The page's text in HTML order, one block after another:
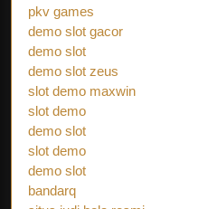
pkv games
demo slot gacor
demo slot
demo slot zeus
slot demo maxwin
slot demo
demo slot
slot demo
demo slot
bandarq